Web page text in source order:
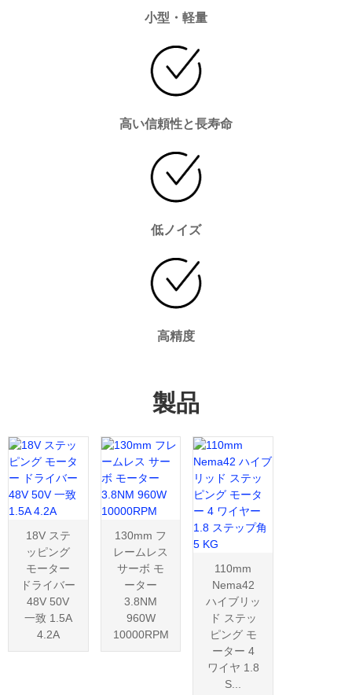
小型・軽量
高い信頼性と長寿命
低ノイズ
高精度
製品
18V ステ
ッピング
モーター
ドライバー
48V 50V
一致 1.5A
4.2A
130mm フ
レームレス
サーボ モ
ーター
3.8NM
960W
10000RPM
110mm
Nema42
ハイブリッ
ド ステッ
ピング モ
ーター 4
ワイヤ 1.8
S...